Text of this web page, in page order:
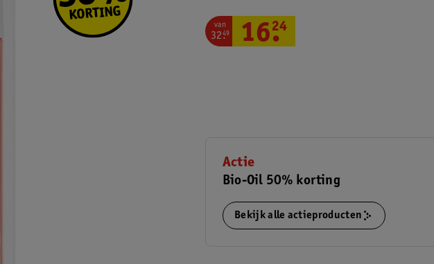
van
32.
49 16.
24
Actie
Bio-Oil 50% korting
Bekijk alle actieproducten